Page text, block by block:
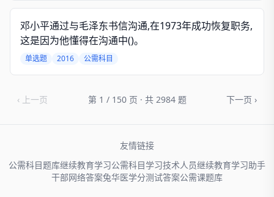
邓小平通过与毛泽东书信沟通,在1973年成功恢复职务,
这是因为他懂得在沟通中()。
单选题 2016 公需科目
‹ 上一页 第 1 / 150 页 · 共 2984 题 下一页 ›
友情链接
公需科目题库继续教育学习公需科目学习技术人员继续教育学习助手
干部网络答案兔华医学分测试答案公需课题库